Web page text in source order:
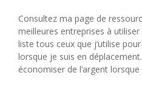
Consultez ma page de
meilleures entreprises à
liste tous ceux que j’utilise
lorsque je suis en
économiser de l’argent